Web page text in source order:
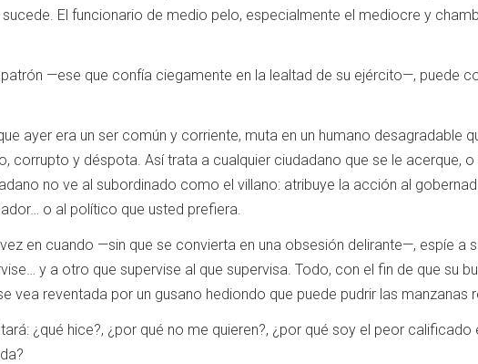
El funcionario de medio pelo, especialmente el mediocre y
—ese que confía ciegamente en la lealtad de su ejército—, puede
ayer era un ser común y corriente, muta en un humano desagradable
corrupto y déspota. Así trata a cualquier ciudadano que se le acerque, o
no ve al subordinado como el villano: atribuye la acción al
o al político que usted prefiera.
en cuando —sin que se convierta en una obsesión delirante—, espíe a
y a otro que supervise al que supervisa. Todo, con el fin de que su
vea reventada por un gusano hediondo que puede pudrir las manzanas
¿qué hice?, ¿por qué no me quieren?, ¿por qué soy el peor calificado